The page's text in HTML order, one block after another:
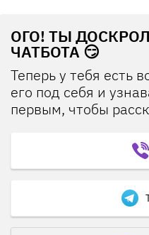
ОГО! ТЫ
ЧАТБОТА 😏
Теперь у тебя есть
его под себя и
первым, чтобы